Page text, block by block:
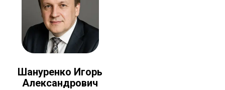
Шануренко Игорь
Александрович